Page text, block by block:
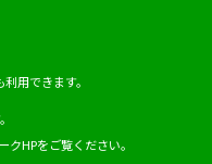
用できます。
クHPをご覧ください。